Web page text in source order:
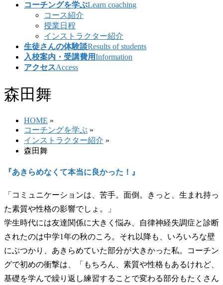
コーチングを学ぶLearn coaching
コース紹介
授業日程
インストラクター紹介
生徒さんの体験談Results of students
入校案内・受講費用Information
アクセスAccess
森田舞
HOME »
コーチングを学ぶ »
インストラクター紹介 »
森田舞
『あきらめなくて本当に良かった！』
「コミュニケーションは、苦手。面倒。きっと、生まれ持っ
た素質や性格の影響でしょ。」
学生時代には友達関係に大きく悩み、自律神経失調症と診断
されたのは中学1年の秋のころ。それ以降も、いろいろな壁
にぶつかり、あきらめていた部分が大きかった私。コーチン
グで初めの衝撃は、「もちろん、素質や性格もあるけれど、
基礎を学んで繰り返し練習することで変わる部分もたくさん